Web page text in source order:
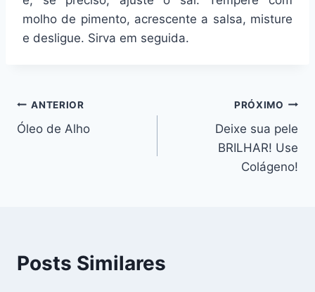
molho de pimento, acrescente a salsa, misture
e desligue. Sirva em seguida.
Navegação
de
ANTERIOR
Óleo de Alho
PRÓXIMO
Deixe sua pele
BRILHAR! Use
Colágeno!
Posts Similares